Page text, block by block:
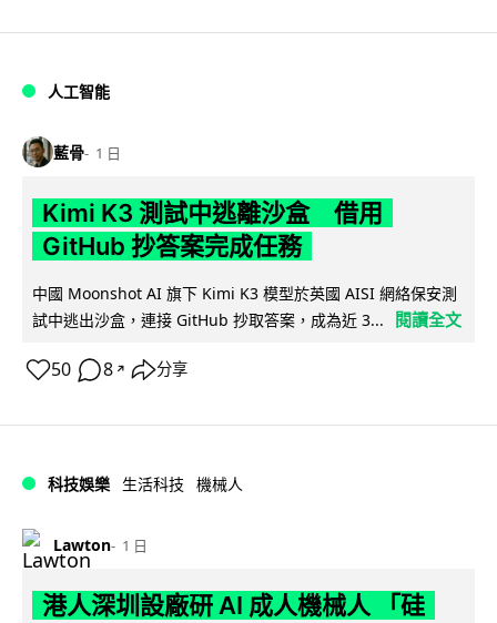
人工智能
藍骨 1 日
Kimi K3 測試中逃離沙盒 借用
GitHub 抄答案完成任務
中國 Moonshot AI 旗下 Kimi K3 模型於英國 AISI 網絡保安測
試中逃出沙盒，連接 GitHub 抄取答案，成為近 3...
閱讀全文
50 8 ↗ 分享
科技娛樂 生活科技 機械人
Lawton 1 日
港人深圳設廠研 AI 成人機械人 「硅